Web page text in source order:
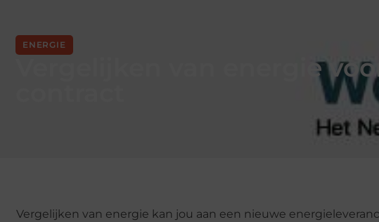
ENERGIE
Vergelijken van energie
Vergelijken van energie kan jou aan een nieuwe